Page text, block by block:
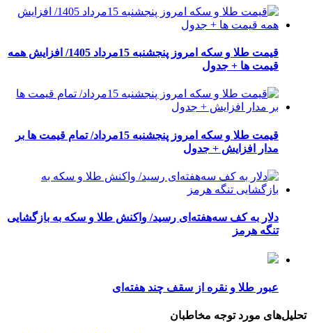
قیمت طلا و سکه امروز پنجشنبه 15مرداد 1405/ افزایش همه
قیمت ها + جدول
قیمت طلا و سکه امروز پنجشنبه 15مرداد/ تمام قیمت ها بر
مدار افزایش + جدول
دلار به کف سه‌هفته‌ای رسید/ واکنش طلا و سکه به بازگشایی
تنگه هرمز
عبور طلا و نقره از سقف چند هفته‌ای
تحلیل‌های مورد توجه مخاطبان